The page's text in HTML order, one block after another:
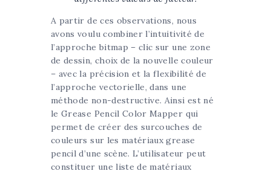
A partir de ces observations, nous
avons voulu combiner l’intuitivité de
l’approche bitmap – clic sur une zone
de dessin, choix de la nouvelle couleur
– avec la précision et la flexibilité de
l’approche vectorielle, dans une
méthode non-destructive. Ainsi est né
le Grease Pencil Color Mapper qui
permet de créer des surcouches de
couleurs sur les matériaux grease
pencil d’une scène. L’utilisateur peut
constituer une liste de matériaux